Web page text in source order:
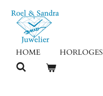
Ga
direct
hoofdinhoud
HOME HORLOGES